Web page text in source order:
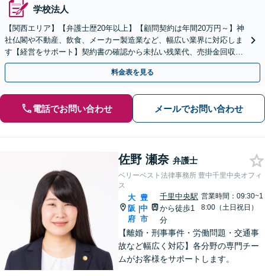
学校法人
【関西エリア】【弁護士歴20年以上】【顧問契約は年間20万円～】神
社仏閣や不動産、飲食、メーカー製造業など、幅広い業界に対応しま
す【経営をサポート】契約書の確認から未払い残業代、売掛金回収、
事業承継までお任せください【初回面談無料】
料金表を見る
電話でお問い合わせ メールでお問い合わせ
佐野 瀬奈 弁護士
ベリーベスト法律事務所 豊中千里中央オフィ
ス
大
阪
府
|
豊
中
市
千里中央駅
から徒歩1
分
営業時間：09:30~1
8:00（土日祝日）
【離婚・刑事事件・労働問題・交通事
故など幅広く対応】各分野の専門チー
ムがお客様をサポートします。